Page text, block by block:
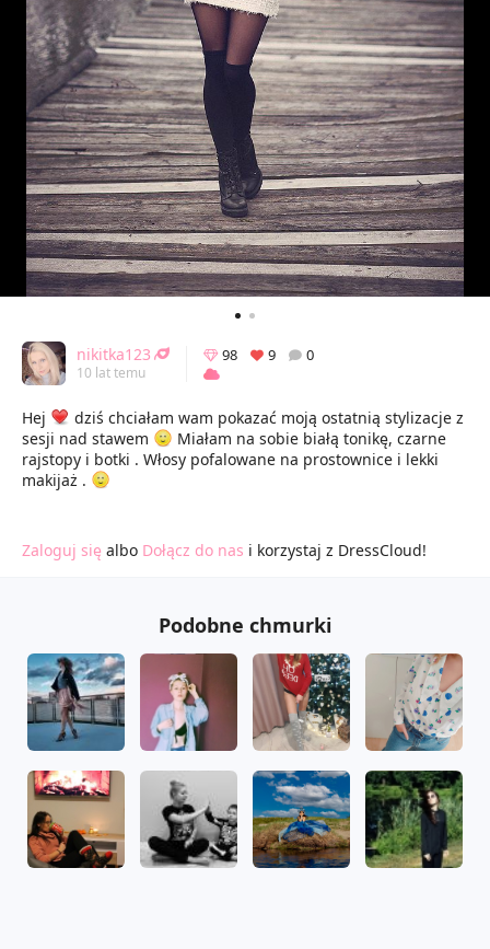
nikitka123
10 lat temu
98 9 0
Hej
dziś chciałam wam pokazać moją ostatnią stylizacje z
sesji nad stawem
Miałam na sobie białą tonikę, czarne
rajstopy i botki . Włosy pofalowane na prostownice i lekki
makijaż .
Zaloguj się albo Dołącz do nas i korzystaj z DressCloud!
Podobne chmurki